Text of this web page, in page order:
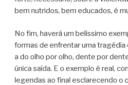
bem nutridos, bem educados, é
No fim, haverá um belíssimo
formas de enfrentar uma tragédia
a do olho por olho, dente por
única saída. E o exemplo é real,
legendas ao final esclarecendo o